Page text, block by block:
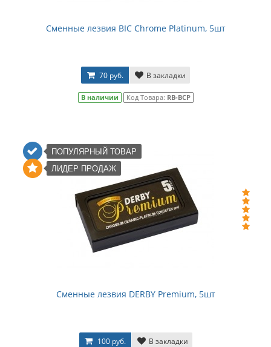
Сменные лезвия BIC Chrome Platinum, 5шт
70 руб. В закладки
В наличии Код Товара: RB-BCP
ПОПУЛЯРНЫЙ ТОВАР
ЛИДЕР ПРОДАЖ
Сменные лезвия DERBY Premium, 5шт
100 руб. В закладки